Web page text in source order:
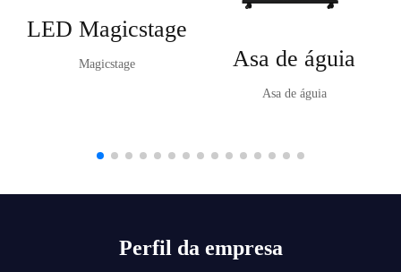
LED Magicstage
Magicstage Asa de águia
Asa de águia
Perfil da empresa